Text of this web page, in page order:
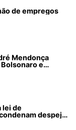
de empregos
Mendonça
e
lei de
despejos